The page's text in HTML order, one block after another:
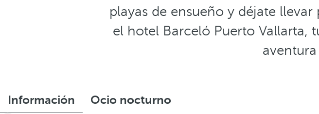
playas de ensueño y déjate
el hotel Barceló Puerto Vallarta,
Información Ocio nocturno